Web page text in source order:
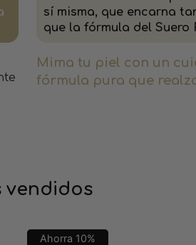
sí misma, que encarna
que la fórmula del Suero
Mima tu piel con un
fórmula pura que
vendidos
Ahorra 10%